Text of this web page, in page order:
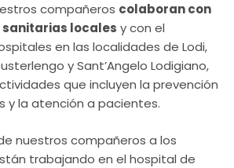
compañeros colaboran con
locales y con el
en las localidades de Lodi,
y Sant’Angelo Lodigiano,
que incluyen la prevención
y la atención a pacientes.
nuestros compañeros a los
trabajando en el hospital de